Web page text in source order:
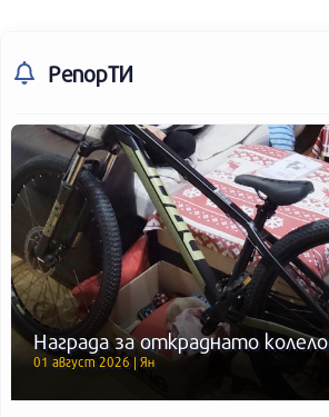
РепорТИ
Награда за откраднато колело
01 август 2026 | Ян